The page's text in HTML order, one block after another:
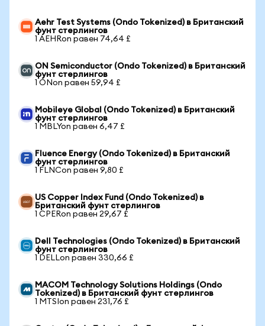
Aehr Test Systems (Ondo Tokenized) в Британский
фунт стерлингов
1 AEHRon равен 74,64 £
ON Semiconductor (Ondo Tokenized) в Британский
фунт стерлингов
1 ONon равен 59,94 £
Mobileye Global (Ondo Tokenized) в Британский
фунт стерлингов
1 MBLYon равен 6,47 £
Fluence Energy (Ondo Tokenized) в Британский
фунт стерлингов
1 FLNCon равен 9,80 £
US Copper Index Fund (Ondo Tokenized) в
Британский фунт стерлингов
1 CPERon равен 29,67 £
Dell Technologies (Ondo Tokenized) в Британский
фунт стерлингов
1 DELLon равен 330,66 £
MACOM Technology Solutions Holdings (Ondo
Tokenized) в Британский фунт стерлингов
1 MTSIon равен 231,76 £